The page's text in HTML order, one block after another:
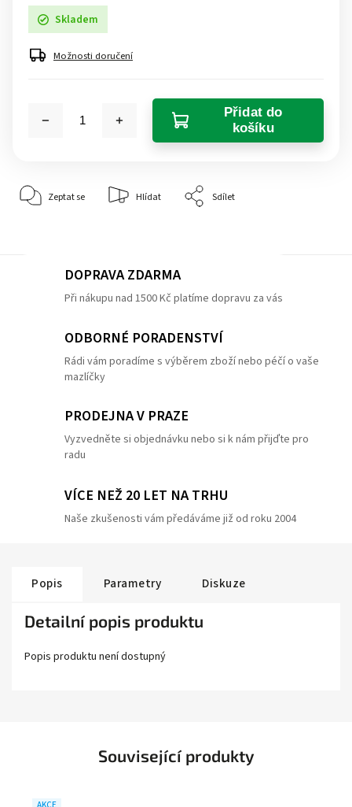
Skladem
Možnosti doručení
Přidat do
košíku
Zeptat se Hlídat Sdílet
DOPRAVA ZDARMA
Při nákupu nad 1500 Kč platíme dopravu za vás
ODBORNÉ PORADENSTVÍ
Rádi vám poradíme s výběrem zboží nebo péčí o vaše
mazlíčky
PRODEJNA V PRAZE
Vyzvedněte si objednávku nebo si k nám přijďte pro
radu
VÍCE NEŽ 20 LET NA TRHU
Naše zkušenosti vám předáváme již od roku 2004
Popis Parametry Diskuze
Detailní popis produktu
Popis produktu není dostupný
Související produkty